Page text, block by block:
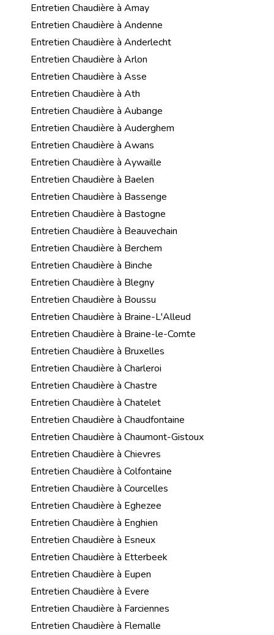
Entretien Chaudière à Amay
Entretien Chaudière à Andenne
Entretien Chaudière à Anderlecht
Entretien Chaudière à Arlon
Entretien Chaudière à Asse
Entretien Chaudière à Ath
Entretien Chaudière à Aubange
Entretien Chaudière à Auderghem
Entretien Chaudière à Awans
Entretien Chaudière à Aywaille
Entretien Chaudière à Baelen
Entretien Chaudière à Bassenge
Entretien Chaudière à Bastogne
Entretien Chaudière à Beauvechain
Entretien Chaudière à Berchem
Entretien Chaudière à Binche
Entretien Chaudière à Blegny
Entretien Chaudière à Boussu
Entretien Chaudière à Braine-L'Alleud
Entretien Chaudière à Braine-le-Comte
Entretien Chaudière à Bruxelles
Entretien Chaudière à Charleroi
Entretien Chaudière à Chastre
Entretien Chaudière à Chatelet
Entretien Chaudière à Chaudfontaine
Entretien Chaudière à Chaumont-Gistoux
Entretien Chaudière à Chievres
Entretien Chaudière à Colfontaine
Entretien Chaudière à Courcelles
Entretien Chaudière à Eghezee
Entretien Chaudière à Enghien
Entretien Chaudière à Esneux
Entretien Chaudière à Etterbeek
Entretien Chaudière à Eupen
Entretien Chaudière à Evere
Entretien Chaudière à Farciennes
Entretien Chaudière à Flemalle